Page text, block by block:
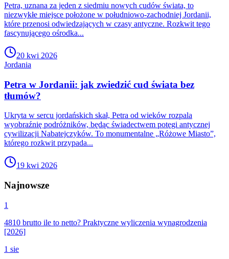
Petra, uznana za jeden z siedmiu nowych cudów świata, to
niezwykłe miejsce położone w południowo-zachodniej Jordanii,
które przenosi odwiedzających w czasy antyczne. Rozkwit tego
fascynującego ośrodka...
20 kwi 2026
Jordania
Petra w Jordanii: jak zwiedzić cud świata bez
tłumów?
Ukryta w sercu jordańskich skał, Petra od wieków rozpala
wyobraźnię podróżników, będąc świadectwem potęgi antycznej
cywilizacji Nabatejczyków. To monumentalne „Różowe Miasto”,
którego rozkwit przypada...
19 kwi 2026
Najnowsze
1
4810 brutto ile to netto? Praktyczne wyliczenia wynagrodzenia
[2026]
1 sie